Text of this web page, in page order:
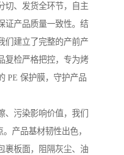
切、发货全环节，自主
证产品质量一致性。结
们建立了完整的产前产
复检严格把控，专为烤
PE 保护膜，守护产品
污染影响价值，我们
产品基材韧性出色，
裹板面，阻隔灰尘、油